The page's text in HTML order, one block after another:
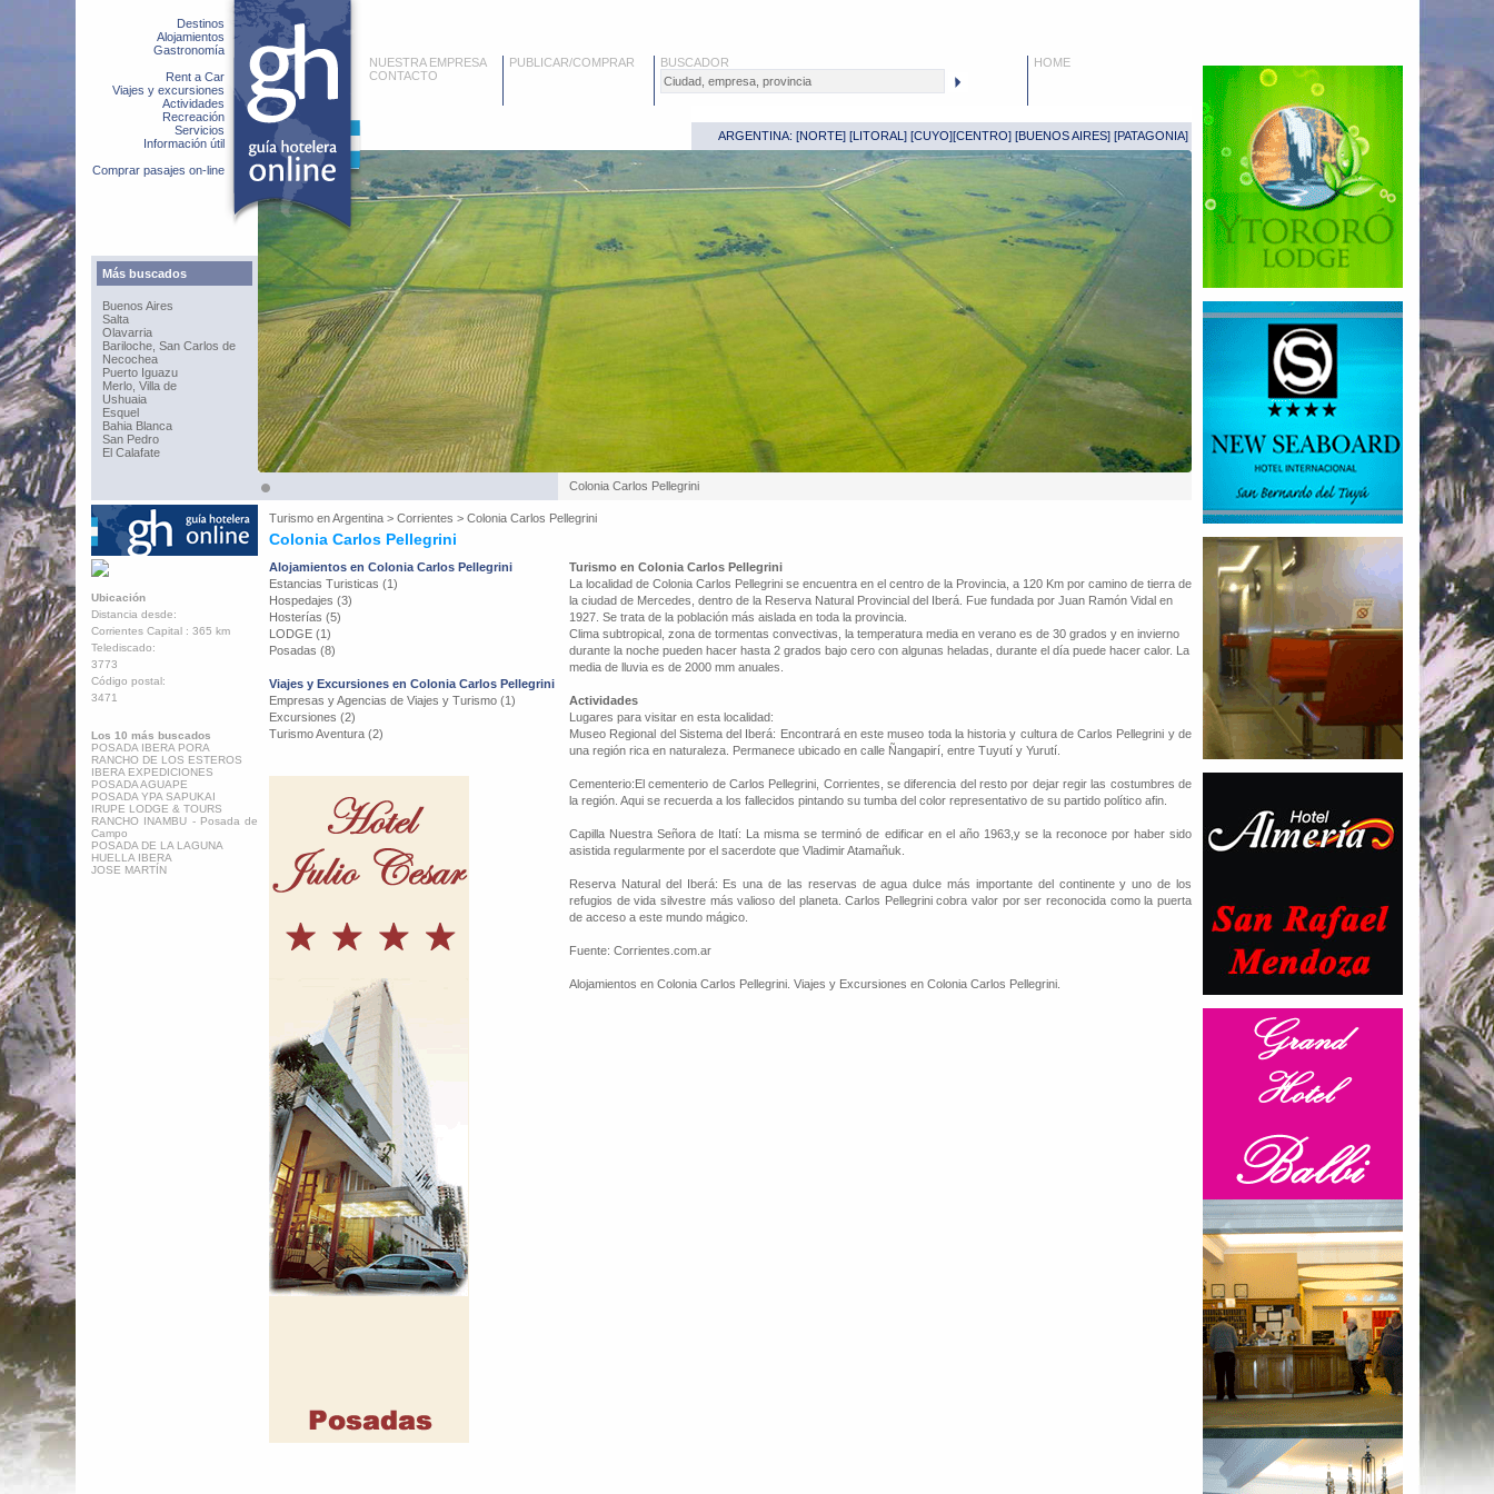
Destinos
Alojamientos
Gastronomía
Rent a Car
Viajes y excursiones
Actividades
Recreación
Servicios
Información útil
Comprar pasajes on-line
Más buscados
Buenos Aires
Salta
Olavarria
Bariloche, San Carlos de
Necochea
Puerto Iguazu
Merlo, Villa de
Ushuaia
Esquel
Bahia Blanca
San Pedro
El Calafate
NUESTRA EMPRESA
CONTACTO
PUBLICAR/COMPRAR BUSCADOR HOME
ARGENTINA: [NORTE] [LITORAL ] [CUYO][CENTRO] [BUENOS AIRES] [PATAGONIA]
Colonia Carlos Pellegrini
Turismo enArgentina > Corrientes > Colonia Carlos Pellegrini
Colonia Carlos Pellegrini
Ubicación
Distancia desde:
Corrientes Capital : 365 km
Telediscado:
3773
Código postal:
3471
Los 10 más buscados
POSADA IBERA PORA
RANCHO DE LOS ESTEROS
IBERA EXPEDICIONES
POSADA AGUAPE
POSADA YPA SAPUKAI
IRUPE LODGE & TOURS
RANCHO INAMBU - Posada de
Campo
POSADA DE LA LAGUNA
HUELLA IBERA
JOSE MARTÍN
Alojamientos en Colonia Carlos Pellegrini
Estancias Turisticas (1)
Hospedajes (3)
Hosterías (5)
LODGE (1)
Posadas (8)
Viajes y Excursiones en Colonia Carlos Pellegrini
Empresas y Agencias de Viajes y Turismo (1)
Excursiones (2)
Turismo Aventura (2)
Turismo en Colonia Carlos Pellegrini
La localidad de Colonia Carlos Pellegrini se encuentra en el centro de la Provincia, a 120 Km por camino de tierra de
la ciudad de Mercedes, dentro de la Reserva Natural Provincial del Iberá. Fue fundada por Juan Ramón Vidal en
1927. Se trata de la población más aislada en toda la provincia.
Clima subtropical, zona de tormentas convectivas, la temperatura media en verano es de 30 grados y en invierno
durante la noche pueden hacer hasta 2 grados bajo cero con algunas heladas, durante el día puede hacer calor. La
media de lluvia es de 2000 mm anuales.
Actividades
Lugares para visitar en esta localidad:
Museo Regional del Sistema del Iberá: Encontrará en este museo toda la historia y cultura de Carlos Pellegrini y de
una región rica en naturaleza. Permanece ubicado en calle Ñangapirí, entre Tuyutí y Yurutí.
Cementerio:El cementerio de Carlos Pellegrini, Corrientes, se diferencia del resto por dejar regir las costumbres de
la región. Aqui se recuerda a los fallecidos pintando su tumba del color representativo de su partido político afin.
Capilla Nuestra Señora de Itatí: La misma se terminó de edificar en el año 1963,y se la reconoce por haber sido
asistida regularmente por el sacerdote que Vladimir Atamañuk.
Reserva Natural del Iberá: Es una de las reservas de agua dulce más importante del continente y uno de los
refugios de vida silvestre más valioso del planeta. Carlos Pellegrini cobra valor por ser reconocida como la puerta
de acceso a este mundo mágico.
Fuente: Corrientes.com.ar
Alojamientos en Colonia Carlos Pellegrini. Viajes y Excursiones en Colonia Carlos Pellegrini.